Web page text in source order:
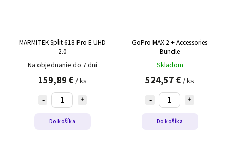
MARMITEK Split 618 Pro E UHD
2.0
Na objednanie do 7 dní
159,89 € / ks
Do košíka
GoPro MAX 2 + Accessories
Bundle
Skladom
524,57 € / ks
Do košíka